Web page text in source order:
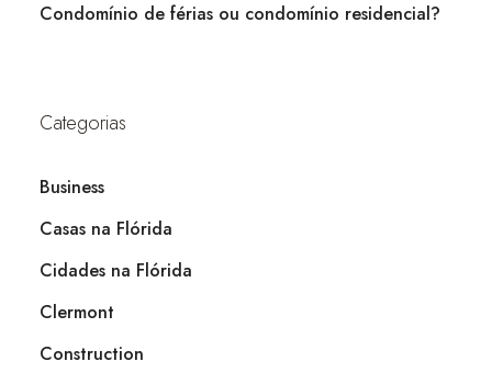
Condomínio de férias ou condomínio residencial?
Categorias
Business
Casas na Flórida
Cidades na Flórida
Clermont
Construction